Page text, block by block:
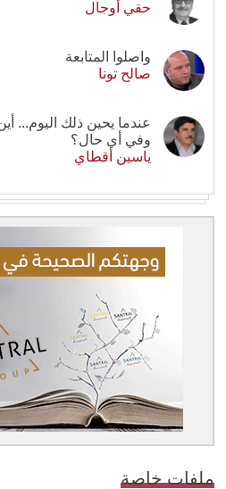
حقي أوجال
واصلوا المتابعة
صالح تونا
عندما يحين ذلك اليوم...
وفي أي حال؟
ياسين أقطاي
ملفات خاصة